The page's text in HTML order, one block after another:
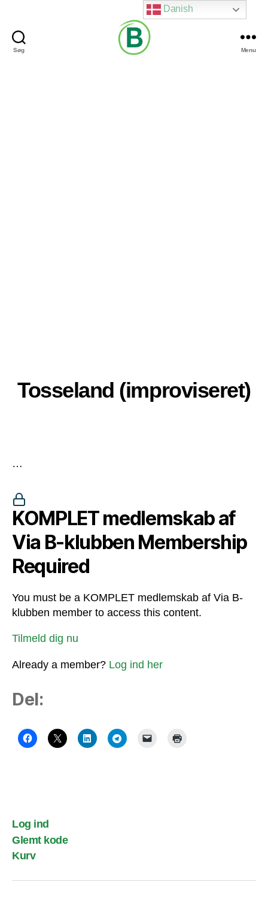
Søg Menu
Tosseland (improviseret)
…
KOMPLET medlemskab af
Via B-klubben Membership
Required
You must be a KOMPLET medlemskab af Via B-
klubben member to access this content.
Tilmeld dig nu
Already a member? Log ind her
Del:
Log ind
Glemt kode
Kurv
Danish